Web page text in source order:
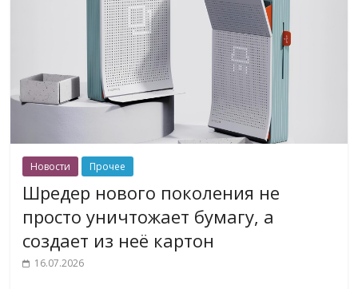
Новости Прочее
Шредер нового поколения не
просто уничтожает бумагу, а
создает из неё картон
16.07.2026